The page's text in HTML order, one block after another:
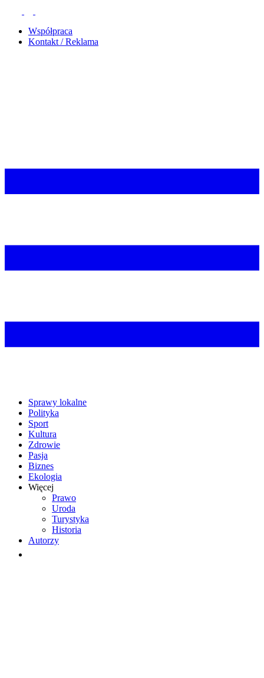
Współpraca
Kontakt / Reklama
Sprawy lokalne
Polityka
Sport
Kultura
Zdrowie
Pasja
Biznes
Ekologia
Więcej
Prawo
Uroda
Turystyka
Historia
Autorzy